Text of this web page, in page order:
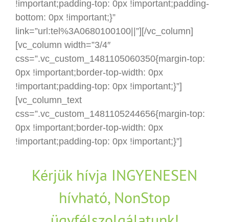
!important;padding-top: 0px !important;padding-
bottom: 0px !important;}”
link=”url:tel%3A0680100100||”][/vc_column]
[vc_column width=”3/4″
css=”.vc_custom_1481105060350{margin-top:
0px !important;border-top-width: 0px
!important;padding-top: 0px !important;}”]
[vc_column_text
css=”.vc_custom_1481105244656{margin-top:
0px !important;border-top-width: 0px
!important;padding-top: 0px !important;}”]
Kérjük hívja INGYENESEN
hívható, NonStop